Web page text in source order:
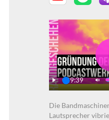
Play
29:39
Die
Lautsprecher